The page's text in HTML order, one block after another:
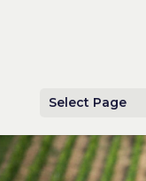
Select Page